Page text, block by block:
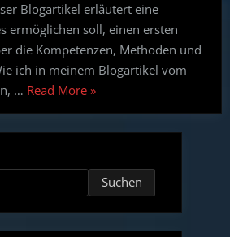
Blogartikel erläutert eine
ermöglichen soll, einen ersten
die Kompetenzen, Methoden und
ich in meinem Blogartikel vom
… Read More“Überblick
und
Strukturierung
Kompetenzen
für
Projektmanagement”
»
Suchen